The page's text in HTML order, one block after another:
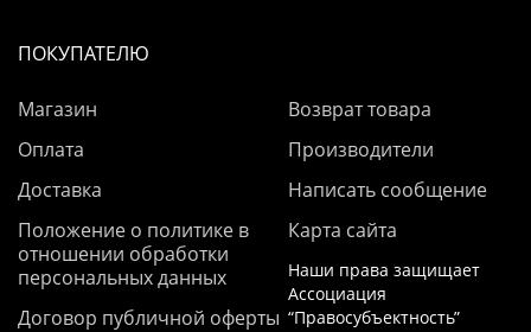
ПОКУПАТЕЛЮ
Магазин
Оплата
Доставка
Положение о политике в
отношении обработки
персональных данных
Договор публичной оферты
Возврат товара
Производители
Написать сообщение
Карта сайта
Наши права защищает
Ассоциация
“Правосубъектность”